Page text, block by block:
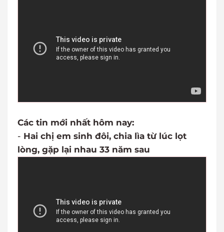
Các tin mới nhất hôm nay:
- Hai chị em sinh đôi, chia lìa từ lúc lọt
lòng, gặp lại nhau 33 năm sau